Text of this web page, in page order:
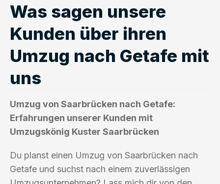
Was sagen unsere
Kunden über ihren
Umzug nach Getafe mit
uns
Umzug von Saarbrücken nach Getafe:
Erfahrungen unserer Kunden mit
Umzugskönig Kuster Saarbrücken
Du planst einen Umzug von Saarbrücken nach
Getafe und suchst nach einem zuverlässigen